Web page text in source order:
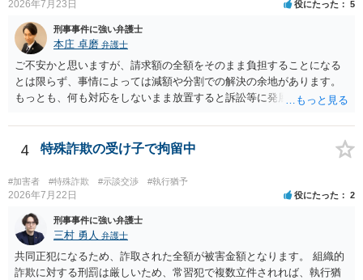
2026年7月23日 役にたった 5
刑事事件に強い弁護士
本庄 卓磨 弁護士
ご不安かと思いますが、請求額の全額をそのまま負担することになる
とは限らず、事情によっては減額や分割での解決の余地があります。
もっとも、何も対応をしないまま放置すると訴訟等に発展してしまう
めします。
4 特殊詐欺の受け子で拘留中
#加害者 #特殊詐欺 #示談交渉 #執行猶予
2026年7月22日 役にたった 2
刑事事件に強い弁護士
三村 勇人 弁護士
共同正犯になるため、詐取された全額が被害金額となります。 組織的
詐欺に対する刑罰は厳しいため、常習犯で複数立件されれば、執行猶